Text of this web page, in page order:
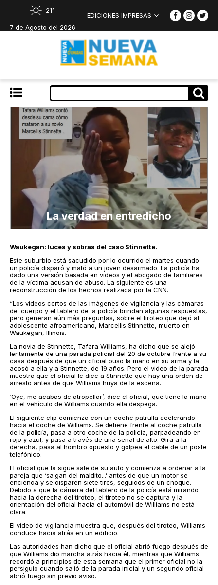
21°
7 de Agosto del 2026
EDICIONES IMPRESAS
La verdad en entredicho
Waukegan: luces y sobras del caso Stinnette.
Este suburbio está sacudido por lo ocurrido el martes cuando
un policía disparó y mató a un joven desarmado. La policía ha
dado una versión basada en videos y el abogado de familiares
de la víctima acusan de abuso. La siguiente es una
reconstrucción de los hechos realizada por la CNN.
“Los videos cortos de las imágenes de vigilancia y las cámaras
del cuerpo y el tablero de la policía brindan algunas respuestas,
pero generan aún más preguntas, sobre el tiroteo que dejó al
adolescente afroamericano, Marcellis Stinnette, muerto en
Waukegan, Illinois.
La novia de Stinnette, Tafara Williams, ha dicho que se alejó
lentamente de una parada policial del 20 de octubre frente a su
casa después de que un oficial puso la mano en su arma y la
acosó a ella y a Stinnette, de 19 años. Pero el video de la parada
muestra que el oficial le dice a Stinnette que hay una orden de
arresto antes de que Williams huya de la escena.
‘Oye, me acabas de atropellar’, dice el oficial, que tiene la mano
en el vehículo de Williams cuando ella despega.
El siguiente clip comienza con un coche patrulla acelerando
hacia el coche de Williams. Se detiene frente al coche patrulla
de la policía, pasa a otro coche de la policía, parpadeando en
rojo y azul, y pasa a través de una señal de alto. Gira a la
derecha, pasa al hombro opuesto y golpea el cable de un poste
telefónico.
El oficial que la sigue sale de su auto y comienza a ordenar a la
pareja que ‘salgan del maldito...’ antes de que un motor se
encienda y se disparen siete tiros, seguidos de un choque.
Debido a que la cámara del tablero de la policía está mirando
hacia la derecha del tiroteo, el tiroteo no se captura y la
orientación del oficial hacia el automóvil de Williams no está
clara.
El video de vigilancia muestra que, después del tiroteo, Williams
conduce hacia atrás en un edificio.
Las autoridades han dicho que el oficial abrió fuego después de
que Williams dio marcha atrás hacia él, mientras que Williams
recordó a principios de esta semana que el primer oficial no la
persiguió cuando salió de la parada inicial y un segundo oficial
abrió fuego sin previo aviso.